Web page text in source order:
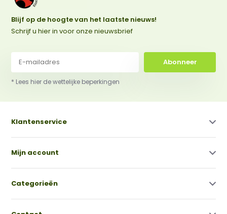
Blijf op de hoogte van het laatste nieuws!
Schrijf u hier in voor onze nieuwsbrief
Abonneer
* Lees hier de wettelijke beperkingen
Klantenservice
Mijn account
Categorieën